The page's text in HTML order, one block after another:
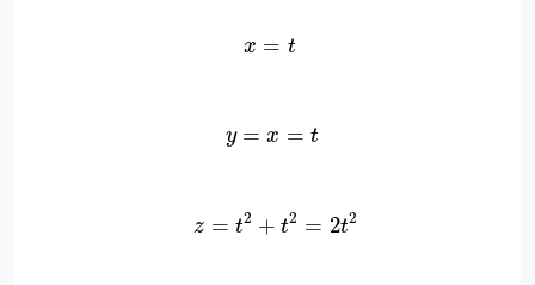
x = t
x =t
y = x = t
y= x= t
z = t2 + t2 = 2t2
z=t2 +t2 =2 t2